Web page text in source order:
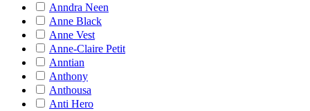
Anndra Neen
Anne Black
Anne Vest
Anne-Claire Petit
Anntian
Anthony
Anthousa
Anti Hero